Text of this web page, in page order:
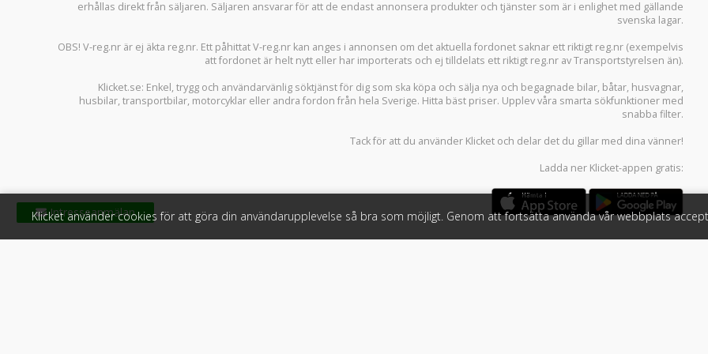
erhållas direkt från säljaren. Säljaren ansvarar för att de endast annonsera produkter och tjänster som är i enlighet med gällande
svenska lagar.
OBS! V-reg.nr är ej äkta reg.nr. Ett påhittat V-reg.nr kan anges i annonsen om det aktuella fordonet saknar ett riktigt reg.nr (exempelvis
att fordonet är helt nytt eller har importerats och ej tilldelats ett riktigt reg.nr av Transportstyrelsen än).
Klicket.se: Enkel, trygg och användarvänlig söktjänst för dig som ska köpa och sälja nya och begagnade bilar, båtar, husvagnar,
husbilar,transportbilar, motorcyklar eller andra fordon från hela Sverige. Hitta bäst priser. Upplev våra smarta sökfunktioner med
snabba filter.
Tack för att du använder Klicket och delar det du gillar med dina vänner!
Ladda ner Klicket-appen gratis:
Klicket använder cookies för att göra din användarupplevelse så bra som möjligt. Genom att fortsätta använda vår webbplats